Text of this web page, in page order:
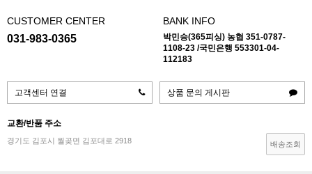
CUSTOMER CENTER
031-983-0365
BANK INFO
박민승(365피싱) 농협 351-0787-
1108-23 /국민은행 553301-04-
112183
고객센터 연결 상품 문의 게시판
교환/반품 주소
경기도 김포시 월곶면 김포대로 2918 배송조회